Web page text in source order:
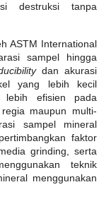
destruksi tanpa
ASTM International
sampel hingga
dan akurasi
yang lebih kecil
lebih efisien pada
maupun multi-
sampel mineral
faktor
grinding, serta
teknik
menggunakan